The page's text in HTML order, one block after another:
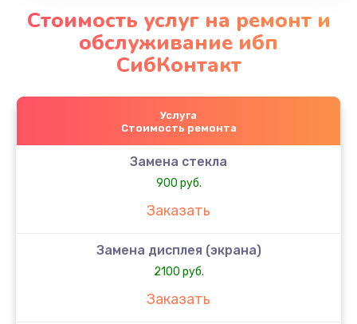
Стоимость услуг на ремонт и
обслуживание ибп
СибКонтакт
Услуга
Стоимость ремонта
Замена стекла
900 руб.
Заказать
Замена дисплея (экрана)
2100 руб.
Заказать